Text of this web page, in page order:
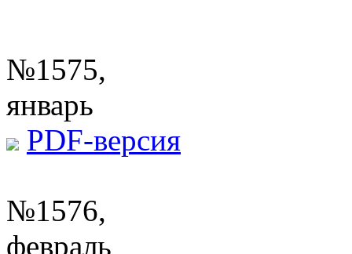
№1575,
январь
PDF-версия
№1576,
февраль